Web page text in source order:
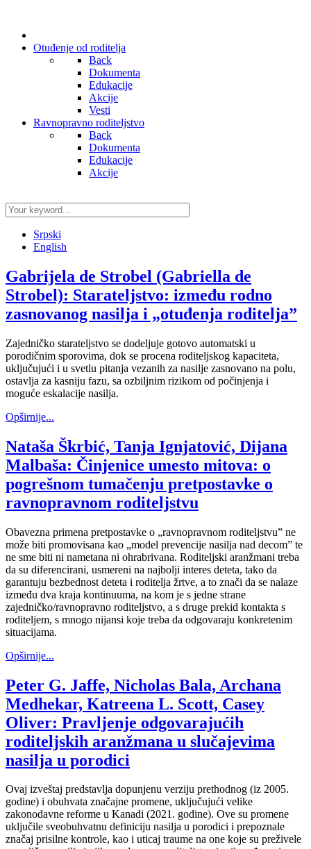
Otuđenje od roditelja
Back
Dokumenta
Edukacije
Akcije
Vesti
Ravnopravno roditeljstvo
Back
Dokumenta
Edukacije
Akcije
Srpski
English
Gabrijela de Strobel (Gabriella de
Strobel): Starateljstvo: između rodno
zasnovanog nasilja i „otuđenja roditelja”
Zajedničko starateljstvo se dodeljuje gotovo automatski u
porodičnim sporovima, dok se procena roditeljskog kapaciteta,
uključujući i u svetlu pitanja vezanih za nasilje zasnovano na polu,
ostavlja za kasniju fazu, sa ozbiljnim rizikom od počinjenja i
moguće eskalacije nasilja.
Opširnije...
Nataša Škrbić, Tanja Ignjatović, Dijana
Malbaša: Činjenice umesto mitova: o
pogrešnom tumačenju pretpostavke o
ravnopravnom roditeljstvu
Obavezna primena pretpostavke o „ravnopravnom roditeljstvu” ne
može biti promovisana kao „model prevencije nasilja nad decom” te
ne sme biti ni nametana ni ohrabrivana. Roditeljski aranžmani treba
da su diferencirani, usmereni na najbolji interes deteta, tako da
garantuju bezbednost deteta i roditelja žrtve, a to znači da se nalaze
između dva kraja kontinuuma, na kom je s jedne strane
zajedničko/ravnopravno roditeljstvo, a s druge prekid kontakta s
roditeljem, s mnogo nijansi koje treba da odgovaraju konkretenim
situacijama.
Opširnije...
Peter G. Jaffe, Nicholas Bala, Archana
Medhekar, Katreena L. Scott, Casey
Oliver: Pravljenje odgovarajućih
roditeljskih aranžmana u slučajevima
nasilja u porodici
Ovaj izveštaj predstavlja dopunjenu verziju prethodnog (iz 2005.
godine) i obuhvata značajne promene, uključujući velike
zakonodavne reforme u Kanadi (2021. godine). Ove su promene
uključile sveobuhvatnu definiciju nasilja u porodici i prepoznale
značaj prisilne kontrole, kao i uticaj traume na one koje su preživele